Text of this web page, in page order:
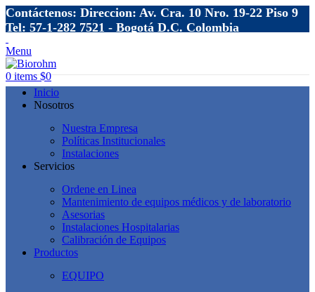
Contáctenos: Direccion: Av. Cra. 10 Nro. 19-22 Piso 9
Tel: 57-1-282 7521 - Bogotá D.C. Colombia
Menu
0 items $0
Inicio
Nosotros
Nuestra Empresa
Políticas Institucionales
Instalaciones
Servicios
Ordene en Linea
Mantenimiento de equipos médicos y de laboratorio
Asesorias
Instalaciones Hospitalarias
Calibración de Equipos
Productos
EQUIPO